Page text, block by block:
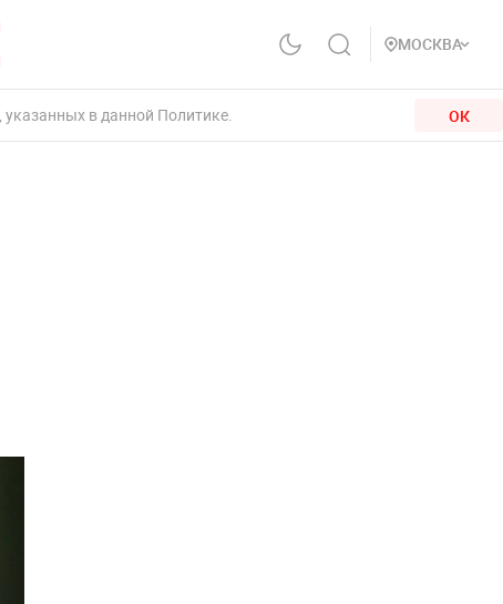
МОСКВА
в данной Политике. ОК